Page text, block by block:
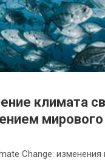
климата
Change: